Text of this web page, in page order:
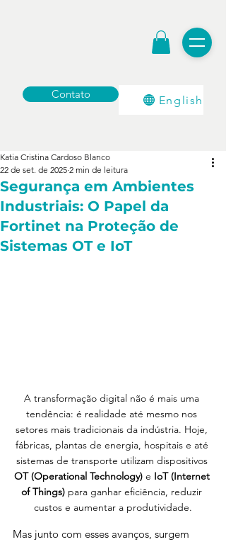
Contato English
Segurança em Ambientes
Industriais: O Papel da
Fortinet na Proteção de
Sistemas OT e IoT
Katia Cristina Cardoso Blanco
22 de set. de 2025 2 min de leitura
A transformação digital não é mais uma
tendência: é realidade até mesmo nos
setores mais tradicionais da indústria. Hoje,
fábricas, plantas de energia, hospitais e até
sistemas de transporte utilizam dispositivos
OT (Operational Technology) e IoT (Internet
of Things) para ganhar eficiência, reduzir
custos e aumentar a produtividade.
Mas junto com esses avanços, surgem